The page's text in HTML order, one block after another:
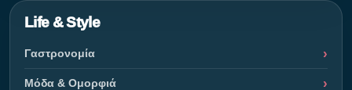
Life & Style
Γαστρονομία
Μόδα & Ομορφιά